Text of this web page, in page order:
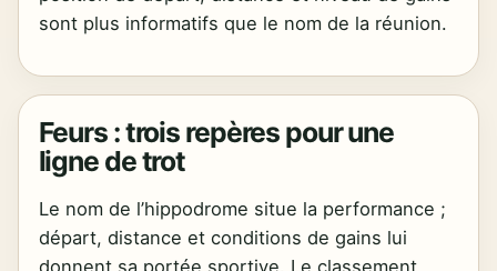
sont plus informatifs que le nom de la réunion.
Feurs : trois repères pour une
ligne de trot
Le nom de l’hippodrome situe la performance ;
départ, distance et conditions de gains lui
donnent sa portée sportive. Le classement